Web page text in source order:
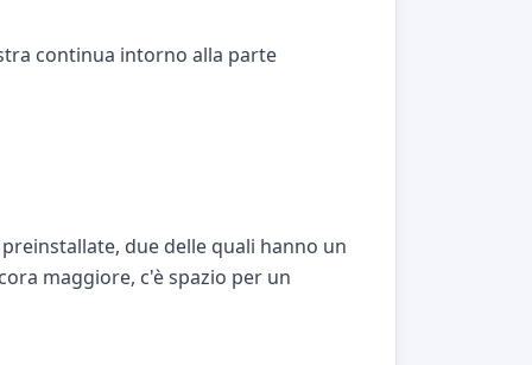
continua intorno alla parte
due delle quali hanno un
maggiore, c'è spazio per un